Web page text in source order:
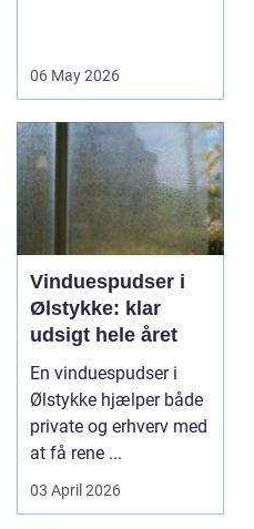
06 May 2026
Vinduespudser i
Ølstykke: klar
udsigt hele året
En vinduespudser i
Ølstykke hjælper både
private og erhverv med
at få rene ...
03 April 2026